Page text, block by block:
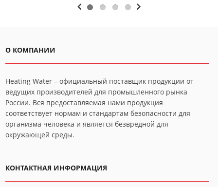
О КОМПАНИИ
Heating Water – официальный поставщик продукции от
ведущих производителей для промышленного рынка
России. Вся предоставляемая нами продукция
соответствует нормам и стандартам безопасности для
организма человека и является безвредной для
окружающей среды.
КОНТАКТНАЯ ИНФОРМАЦИЯ